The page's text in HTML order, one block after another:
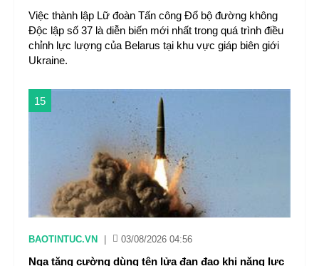
Việc thành lập Lữ đoàn Tấn công Đổ bộ đường không
Độc lập số 37 là diễn biến mới nhất trong quá trình điều
chỉnh lực lượng của Belarus tại khu vực giáp biên giới
Ukraine.
15
BAOTINTUC.VN 03/08/2026 04:56
Nga tăng cường dùng tên lửa đạn đạo khi năng lực